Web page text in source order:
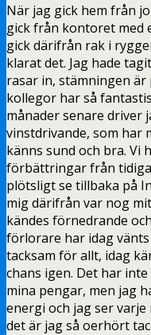
När jag gick hem från
gick från kontoret med
gick därifrån rak i
klarat det. Jag hade
rasar in, stämningen är
kollegor har så
månader senare driver
vinstdrivande, som har
känns sund och bra. Vi
förbättringar från
plötsligt se tillbaka på
mig därifrån var nog
kändes förnedrande
förlorare har idag
tacksam för allt, idag
chans igen. Det har
mina pengar, men jag
energi och jag ser
det är jag så oerhört